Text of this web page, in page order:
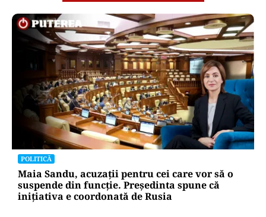
POLITICĂ
Maia Sandu, acuzații pentru cei care vor să o
suspende din funcție. Președinta spune că
inițiativa e coordonată de Rusia